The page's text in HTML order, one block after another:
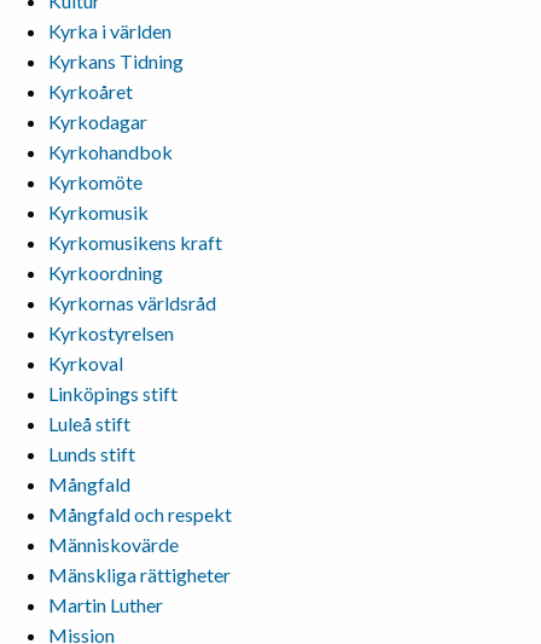
Kyrka i världen
Kyrkans Tidning
Kyrkoåret
Kyrkodagar
Kyrkohandbok
Kyrkomöte
Kyrkomusik
Kyrkomusikens kraft
Kyrkoordning
Kyrkornas världsråd
Kyrkostyrelsen
Kyrkoval
Linköpings stift
Luleå stift
Lunds stift
Mångfald
Mångfald och respekt
Människovärde
Mänskliga rättigheter
Martin Luther
Mission